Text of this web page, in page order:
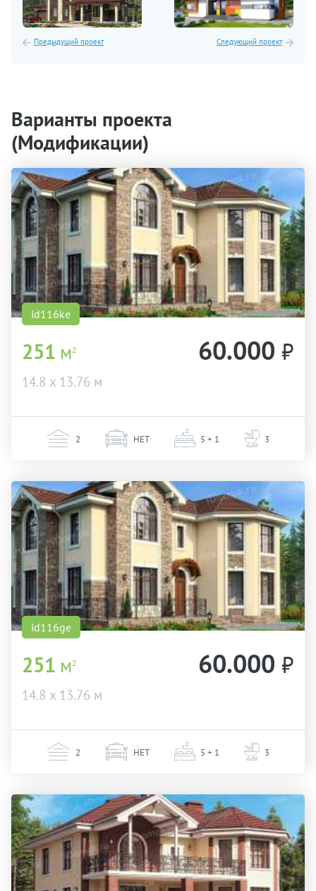
Предыдущий проект Следующий проект
Варианты проекта
(Модификации)
id116ke
251 м2
14.8 х 13.76 м
60.000 ₽
2 НЕТ 5 + 1 3
id116ge
251 м2
14.8 х 13.76 м
60.000 ₽
2 НЕТ 5 + 1 3